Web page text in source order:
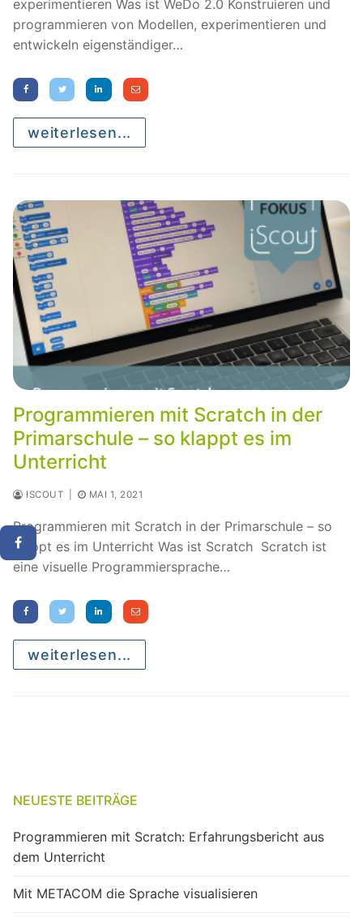
experimentieren Was ist WeDo 2.0 Konstruieren und
programmieren von Modellen, experimentieren und
entwickeln eigenständiger…
weiterlesen...
Programmieren mit Scratch in der
Primarschule – so klappt es im
Unterricht
ISCOUT MAI 1, 2021
Programmieren mit Scratch in der Primarschule – so
klappt es im Unterricht Was ist Scratch Scratch ist
eine visuelle Programmiersprache…
weiterlesen...
NEUESTE BEITRÄGE
Programmieren mit Scratch: Erfahrungsbericht aus
dem Unterricht
Mit METACOM die Sprache visualisieren